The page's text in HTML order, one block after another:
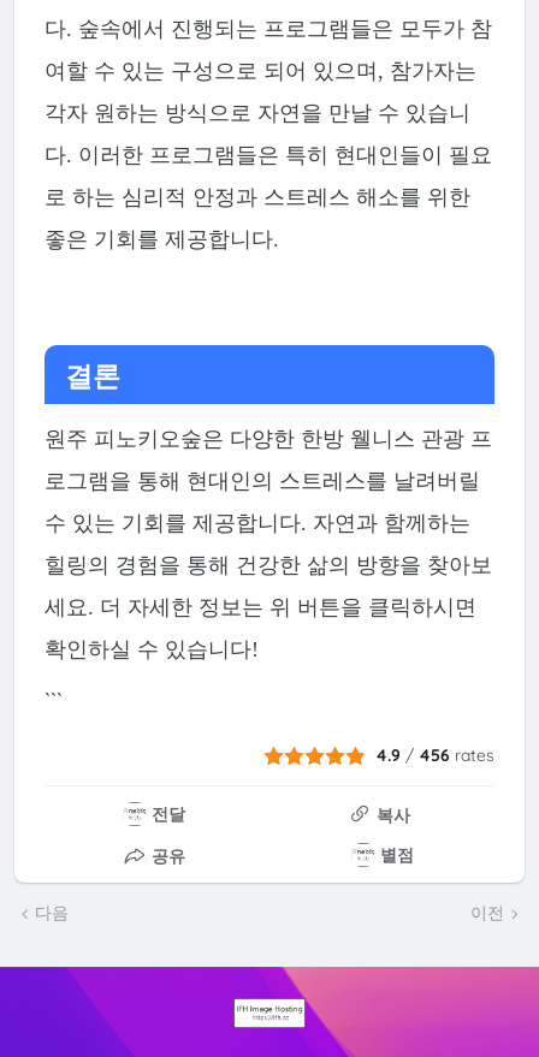
다. 숲속에서 진행되는 프로그램들은 모두가 참
여할 수 있는 구성으로 되어 있으며, 참가자는
각자 원하는 방식으로 자연을 만날 수 있습니
다. 이러한 프로그램들은 특히 현대인들이 필요
로 하는 심리적 안정과 스트레스 해소를 위한
좋은 기회를 제공합니다.
결론
원주 피노키오숲은 다양한 한방 웰니스 관광 프
로그램을 통해 현대인의 스트레스를 날려버릴
수 있는 기회를 제공합니다. 자연과 함께하는
힐링의 경험을 통해 건강한 삶의 방향을 찾아보
세요. 더 자세한 정보는 위 버튼을 클릭하시면
확인하실 수 있습니다!
```
4.9 / 456 rates
전달
복사
공유
별점
다음 이전